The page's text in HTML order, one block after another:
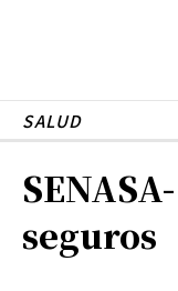
SALUD
seguros